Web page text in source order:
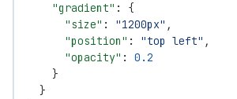
    "gradient"
: {
      "size"
: "1200px" ,
      "position"
: "top left" ,
      "opacity"
: 0.2
    }
  }